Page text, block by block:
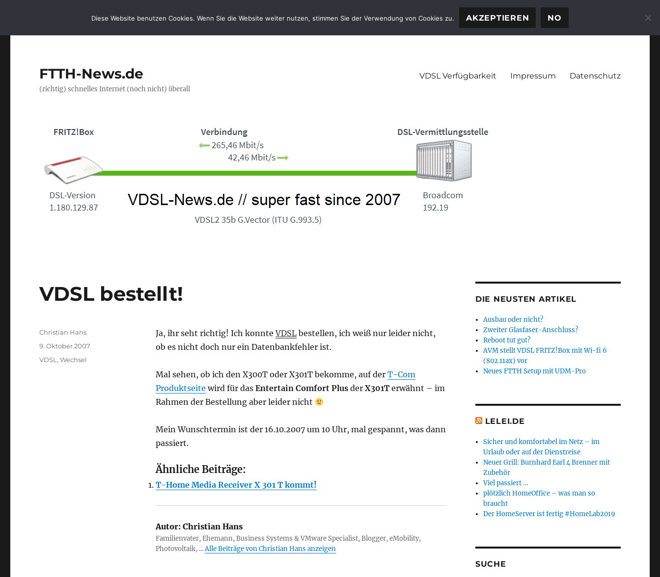
FTTH-News.de
(richtig) schnelles Internet (noch nicht) überall
VDSL Verfügbarkeit Impressum Datenschutz
VDSL bestellt!
Ja, ihr seht richtig! Ich konnteVDSLbestellen, ich weiß nur leider nicht,
ob es nicht doch nur ein Datenbankfehler ist.
Mal sehen, ob ich den X300T oder X301T bekomme, auf der T-Com
Produktseite wird für das Entertain Comfort Plusder X301Terwähnt – im
Rahmen der Bestellung aber leider nicht
Mein Wunschtermin ist der 16.10.2007 um 10 Uhr, mal gespannt, was dann
passiert.
Ähnliche Beiträge:
T-Home Media Receiver X 301 T kommt!
Autor:Christian Hans
Familienvater, Ehemann, Business Systems & VMware Specialist, Blogger, eMobility,
Photovoltaik, ...Alle Beiträge von Christian Hans anzeigen
Autor
Christian Hans
Veröffentlicht
9. Oktober 2007
Kategorien
VDSL ,Wechsel
DIE NEUSTEN ARTIKEL
Ausbau oder nicht?
Zweiter Glasfaser-Anschluss?
Reboot tut gut?
AVM stellt VDSL FRITZ!Box mit Wi-fi 6
(802.11ax) vor
Neues FTTH Setup mit UDM-Pro
LELEI.DE
Sicher und komfortabel im Netz – im
Urlaub oder auf der Dienstreise
Neuer Grill: Burnhard Earl 4 Brenner mit
Zubehör
Viel passiert …
plötzlich HomeOffice – was man so
braucht
Der HomeServer ist fertig #HomeLab2019
SUCHE
Diese Website benutzen Cookies. Wenn Sie die Website weiter nutzen, stimmen Sie der Verwendung von Cookies zu. AKZEPTIEREN NO